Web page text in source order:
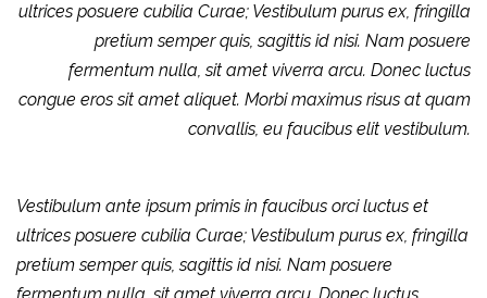
ultrices posuere cubilia Curae; Vestibulum purus ex, fringilla
pretium semper quis, sagittis id nisi. Nam posuere
fermentum nulla, sit amet viverra arcu. Donec luctus
congue eros sit amet aliquet. Morbi maximus risus at quam
convallis, eu faucibus elit vestibulum.
Vestibulum ante ipsum primis in faucibus orci luctus et
ultrices posuere cubilia Curae; Vestibulum purus ex, fringilla
pretium semper quis, sagittis id nisi. Nam posuere